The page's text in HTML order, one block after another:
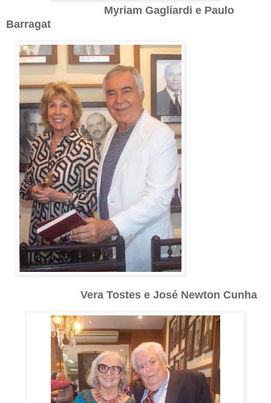
Myriam Gagliardi e Paulo
Barragat
Vera Tostes e José Newton Cunha